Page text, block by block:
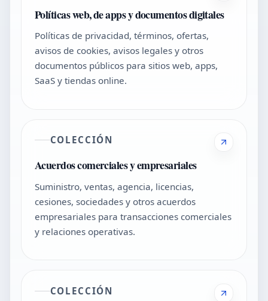
Políticas web, de apps y documentos digitales
Políticas de privacidad, términos, ofertas,
avisos de cookies, avisos legales y otros
documentos públicos para sitios web, apps,
SaaS y tiendas online.
COLECCIÓN
Acuerdos comerciales y empresariales
Suministro, ventas, agencia, licencias,
cesiones, sociedades y otros acuerdos
empresariales para transacciones comerciales
y relaciones operativas.
COLECCIÓN